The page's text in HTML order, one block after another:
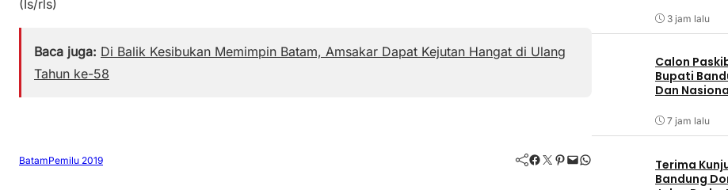
(Is/rls)
Baca juga: Di Balik Kesibukan Memimpin Batam, Amsakar Dapat Kejutan Hangat di Ulang
Tahun ke-58
BatamPemilu 2019 Facebook Twitter Pinterest Mail WhatsApp
3 jam lalu
Calon
Bupati
Dan
7 jam lalu
Terima
Bandung